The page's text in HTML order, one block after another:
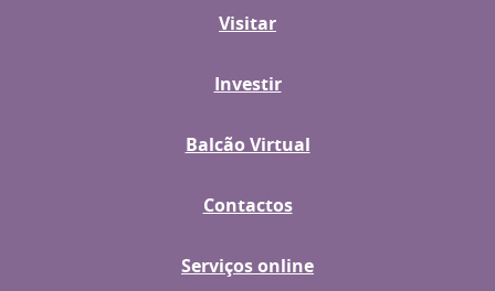
Visitar
Investir
Balcão Virtual
Contactos
Serviços online